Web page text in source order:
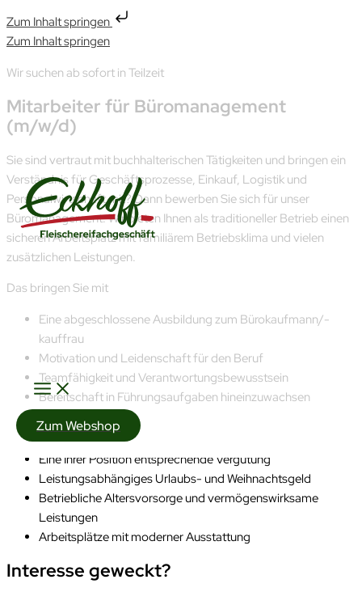
Zum Inhalt springen
Zum Inhalt springen
Zum Webshop
Wir suchen ab sofort in Teilzeit
Mitarbeiter für Büromanagement
(m/w/d)
Sie sind vertraut mit buchhalterischen Tätigkeiten und bringen ein
Verständnis für Geschäftsprozesse, Einkauf, Logistik und
Personalwirtschaft mit? Dann bewerben Sie sich für unser
Büromanagement. Wir bieten Ihnen als traditioneller Betrieb einen
sicheren Arbeitsplatz mit familiärem Betriebsklima und vielen
zusätzlichen Leistungen.
Das bringen Sie mit
Eine abgeschlossene Ausbildung zum Bürokaufmann/-
kauffrau
Motivation und Leiden­schaft für den Beruf
Team­fähigkeit und Verant­wortungs­bewusst­sein
Bereit­schaft in Führungs­aufgaben hineinzu­wachsen
Das bieten wir Ihnen
Eine Ihrer Position entsprechende Vergütung
Leistungs­abhängiges Urlaubs- und Weih­nachts­­geld
Betriebliche Alters­vor­sorge und vermögens­wirksame
Leistungen
Arbeits­plätze mit moderner Ausstattung
Interesse geweckt?